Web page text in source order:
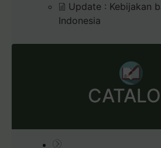
Update : Kebijakan
Indonesia